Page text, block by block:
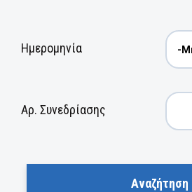
Ημερομηνία
Αρ. Συνεδρίασης